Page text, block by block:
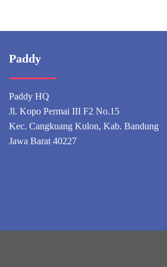
Paddy
Paddy HQ
Jl. Kopo Permai III F2 No.15
Kec. Cangkuang Kulon, Kab. Bandung
Jawa Barat 40227